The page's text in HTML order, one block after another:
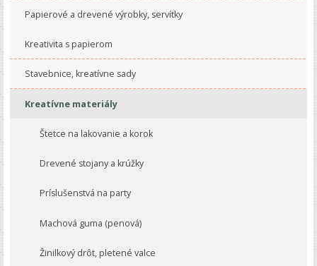
Papierové a drevené výrobky, servítky
Kreativita s papierom
Stavebnice, kreatívne sady
Kreatívne materiály
Štetce na lakovanie a korok
Drevené stojany a krúžky
Príslušenstvá na party
Machová guma (penová)
Žinilkový drôt, pletené valce